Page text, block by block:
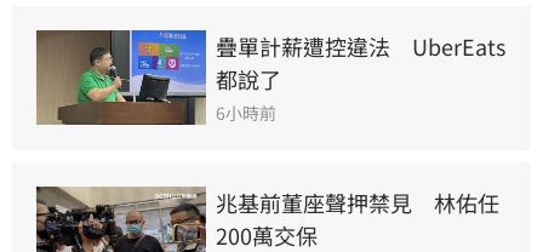
疊單計薪遭控違法　UberEats
都說了
6小時前
兆基前董座聲押禁見　林佑任
200萬交保